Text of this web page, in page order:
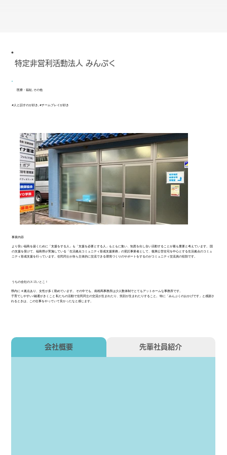
事業内容
より良い福島を築くために「支援をする人」も「支援を必要とする人」もともに集い、知恵を出し合い活動することが最も重要と考えています。 国
の支援を受けて、福島県が実施している「生活拠点コミュニティ形成支援業務」の受託事業者として、復興公営住宅を中心とする生活拠点のコミュ
ニティ形成支援を行っています。住民同士が自ら主体的に交流できる環境づくりのサポートをするのがコミュニティ交流員の役割です。
うちの会社のスゴいとこ！
県内に 4 拠点あり、女性が多く勤めています。 その中でも、南相馬事務所は少人数体制でとてもアットホームな事務所です。
子育てしやすい/融通がきくこと 私たちの活動で住民同士の交流が生まれたり、笑顔が生まれたりすること。 特に「みんぷくのおかげです」と感謝さ
れるときは、この仕事をやっていて良かったなと感じます。
会社概要 先輩社員紹介
特定非営利活動法人 みんぷく
医療・福祉, その他
#人と話すのが好き, #チームプレイが好き